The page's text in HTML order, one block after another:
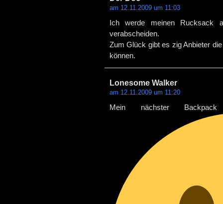
am 12.11.2009 um 11:03
Ich werde meinen Rucksack
verabscheiden.
Zum Glück gibt es zig Anbieter
können.
Lonesome Walker
am 12.11.2009 um 11:20
Mein nächster